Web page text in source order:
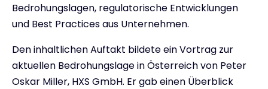
Bedrohungslagen, regulatorische Entwicklungen
und Best Practices aus Unternehmen.
Den inhaltlichen Auftakt bildete ein Vortrag zur
aktuellen Bedrohungslage in Österreich von Peter
Oskar Miller, HXS GmbH. Er gab einen Überblick